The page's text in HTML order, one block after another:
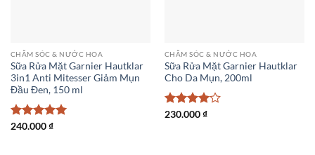
CHĂM SÓC & NƯỚC HOA
Sữa Rửa Mặt Garnier Hautklar
3in1 Anti Mitesser Giảm Mụn
Đầu Đen, 150 ml
Được xếp
240.000₫
CHĂM SÓC & NƯỚC HOA
Sữa Rửa Mặt Garnier Hautklar
Cho Da Mụn, 200ml
Được
230.000₫